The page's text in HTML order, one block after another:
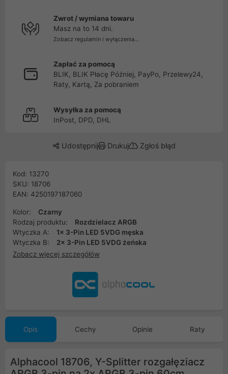
Zwrot / wymiana towaru
Masz na to 14 dni.
Zobacz regulamin i wyłączenia...
Zapłać za pomocą
BLIK, BLIK Płacę Później, PayPo, Przelewy24,
Raty, Kartą, Za pobraniem
Wysyłka za pomocą
InPost, DPD, DHL
Udostępnij Drukuj Zgłoś błąd
Kod: 13270
SKU: 18706
EAN: 4250197187060
Kolor:
Czarny
Rodzaj produktu:
Rozdzielacz ARGB
Wtyczka A:
1x 3-Pin LED 5VDG męska
Wtyczka B:
2x 3-Pin LED 5VDG żeńska
Zobacz więcej szczegółów
Opis Cechy Opinie Raty
Alphacool 18706, Y-Splitter rozgałęziacz